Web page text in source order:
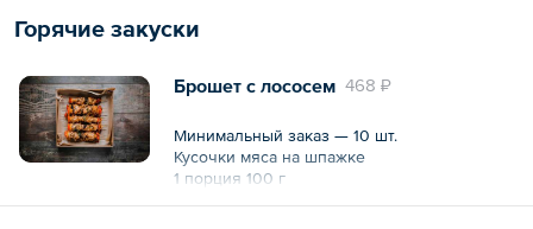
Горячие закуски
468 ₽
Брошет с лососем
Минимальный заказ — 10 шт.
Кусочки мяса на шпажке
1 порция 100 г